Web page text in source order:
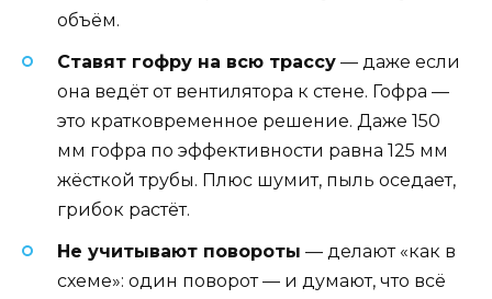
объём.
Ставят гофру на всю трассу — даже если
она ведёт от вентилятора к стене. Гофра —
это кратковременное решение. Даже 150
мм гофра по эффективности равна 125 мм
жёсткой трубы. Плюс шумит, пыль оседает,
грибок растёт.
Не учитывают повороты — делают «как в
схеме»: один поворот — и думают, что всё